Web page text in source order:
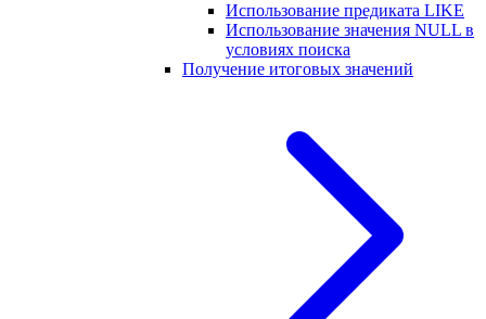
Использование предиката LIKE
Использование значения NULL в
условиях поиска
Получение итоговых значений